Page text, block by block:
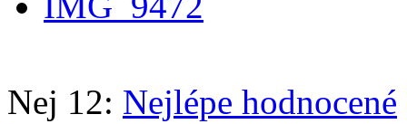
Nej 12: Nejlépe hodnocené